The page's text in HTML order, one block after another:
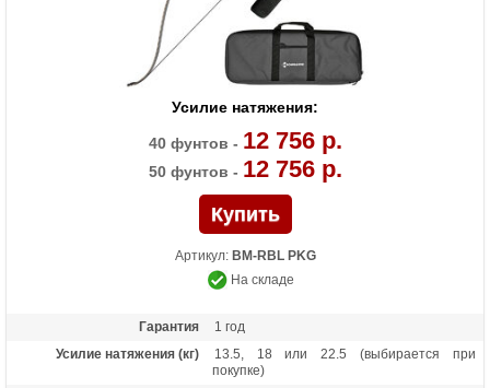
Усилие натяжения:
40 фунтов - 12 756 р.
50 фунтов - 12 756 р.
Артикул: BM-RBL PKG
На складе
Гарантия
1 год
Усилие натяжения (кг)
13.5, 18 или 22.5 (выбирается при
покупке)